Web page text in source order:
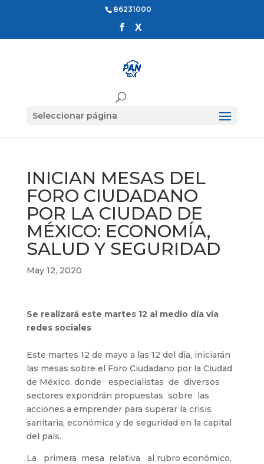
86231000
Seleccionar página
INICIAN MESAS DEL
FORO CIUDADANO
POR LA CIUDAD DE
MÉXICO: ECONOMÍA,
SALUD Y SEGURIDAD
May 12, 2020
Se realizará este martes 12 al medio día vía
redes sociales
Este martes 12 de mayo a las 12 del día, iniciarán
las mesas sobre el Foro Ciudadano por la Ciudad
de México, donde especialistas de diversos
sectores expondrán propuestas sobre las
acciones a emprender para superar la crisis
sanitaria, económica y de seguridad en la capital
del país.
La primera mesa relativa al rubro económico,